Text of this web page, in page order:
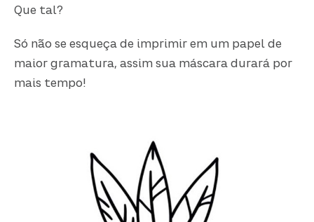
Que tal?
Só não se esqueça de imprimir em um papel de
maior gramatura, assim sua máscara durará por
mais tempo!